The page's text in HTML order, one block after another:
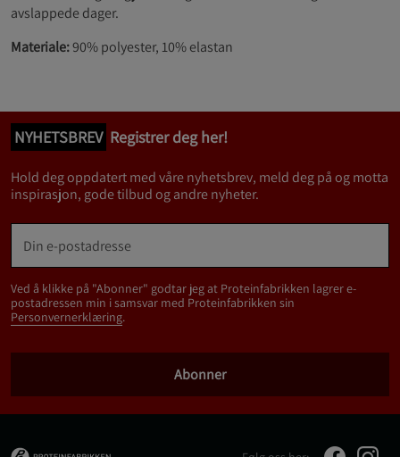
avslappede dager.
Materiale:90% polyester, 10% elastan
NYHETSBREV Registrer deg her!
Hold deg oppdatert med våre nyhetsbrev, meld deg på og motta
inspirasjon, gode tilbud og andre nyheter.
Ved å klikke på "Abonner" godtar jeg at Proteinfabrikken lagrer e-
postadressen min i samsvar med Proteinfabrikken sin
Personvernerklæring.
Abonner